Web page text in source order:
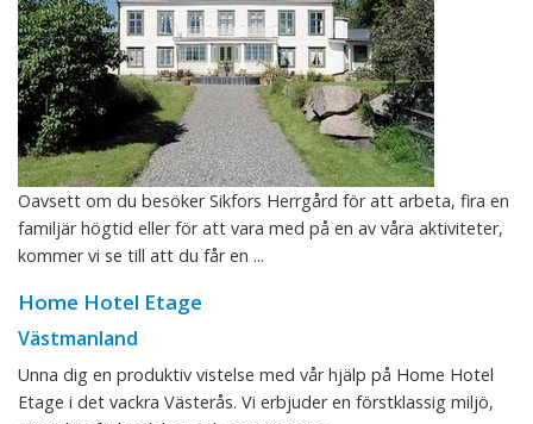
Oavsett om du besöker Sikfors Herrgård för att arbeta, fira en
familjär högtid eller för att vara med på en av våra aktiviteter,
kommer vi se till att du får en ...
Home Hotel Etage
Västmanland
Unna dig en produktiv vistelse med vår hjälp på Home Hotel
Etage i det vackra Västerås. Vi erbjuder en förstklassig miljö,